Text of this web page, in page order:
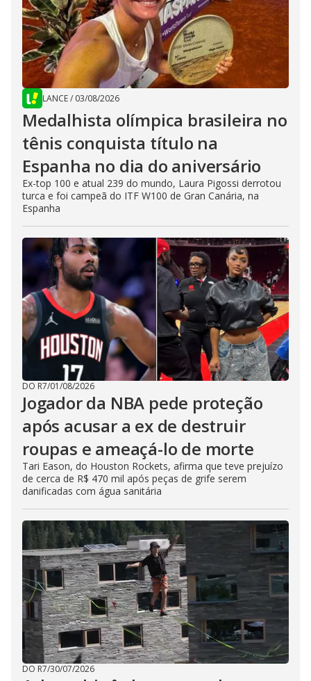
LANCE/ 03/08/2026
Medalhista olímpica brasileira no
tênis conquista título na
Espanha no dia do aniversário
Ex-top 100 e atual 239 do mundo, Laura Pigossi derrotou
turca e foi campeã do ITF W100 de Gran Canária, na
Espanha
DO R7/01/08/2026
Jogador da NBA pede proteção
após acusar a ex de destruir
roupas e ameaçá-lo de morte
Tari Eason, do Houston Rockets, afirma que teve prejuízo
de cerca de R$ 470 mil após peças de grife serem
danificadas com água sanitária
DO R7/30/07/2026